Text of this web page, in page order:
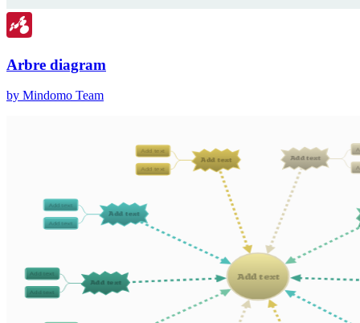
Arbre diagram
by Mindomo Team